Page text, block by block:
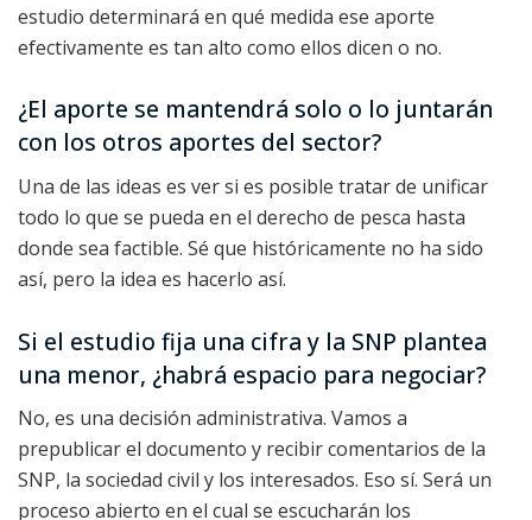
estudio determinará en qué medida ese aporte
efectivamente es tan alto como ellos dicen o no.
¿El aporte se mantendrá solo o lo juntarán
con los otros aportes del sector?
Una de las ideas es ver si es posible tratar de unificar
todo lo que se pueda en el derecho de pesca hasta
donde sea factible. Sé que históricamente no ha sido
así, pero la idea es hacerlo así.
Si el estudio fija una cifra y la SNP plantea
una menor, ¿habrá espacio para negociar?
No, es una decisión administrativa. Vamos a
prepublicar el documento y recibir comentarios de la
SNP, la sociedad civil y los interesados. Eso sí. Será un
proceso abierto en el cual se escucharán los